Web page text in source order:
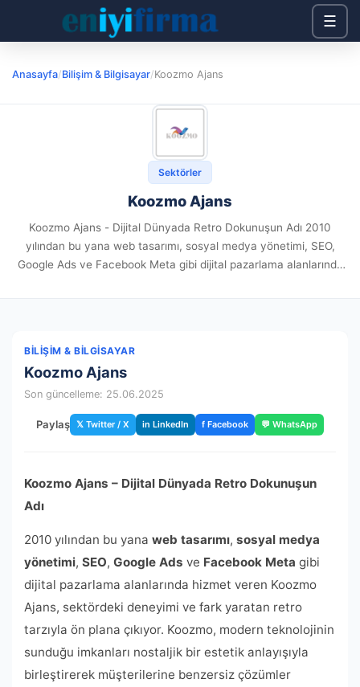
☰
Anasayfa/Bilişim & Bilgisayar/Koozmo Ajans
Sektörler
Koozmo Ajans
Koozmo Ajans - Dijital Dünyada Retro Dokunuşun Adı 2010
yılından bu yana web tasarımı, sosyal medya yönetimi, SEO,
Google Ads ve Facebook Meta gibi dijital pazarlama alanlarında
BILIŞIM & BILGISAYAR
Koozmo Ajans
Son güncelleme: 25.06.2025
Paylaş 𝕏 Twitter / X in LinkedIn f Facebook 💬 WhatsApp
Koozmo Ajans – Dijital Dünyada Retro Dokunuşun
Adı
2010 yılından bu yana web tasarımı, sosyal medya
yönetimi, SEO, Google Ads ve Facebook Meta gibi
dijital pazarlama alanlarında hizmet veren Koozmo
Ajans, sektördeki deneyimi ve fark yaratan retro
tarzıyla ön plana çıkıyor. Koozmo, modern teknolojinin
sunduğu imkanları nostaljik bir estetik anlayışıyla
birleştirerek müşterilerine benzersiz çözümler